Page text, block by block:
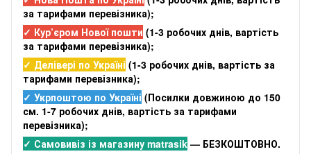
за тарифами перевізника);
✓ Кур’єром Нової пошти (1-3 робочих днів, вартість
за тарифами перевізника);
✓ Делівері по Україні (1-3 робочих днів, вартість за
тарифами перевізника);
✓ Укрпоштою по Україні (Посилки довжиною до 150
см. 1-7 робочих днів, вартість за тарифами
перевізника);
✓ Самовивіз із магазину matrasik— БЕЗКОШТОВНО.